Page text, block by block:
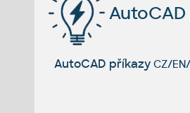
AutoCAD
AutoCAD příkazy CZ/